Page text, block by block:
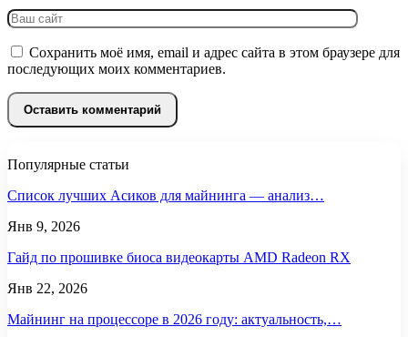
Сохранить моё имя, email и адрес сайта в этом браузере для
последующих моих комментариев.
Популярные статьи
Список лучших Асиков для майнинга — анализ…
Янв 9, 2026
Гайд по прошивке биоса видеокарты AMD Radeon RX
Янв 22, 2026
Майнинг на процессоре в 2026 году: актуальность,…